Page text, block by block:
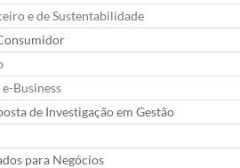
e de Sustentabilidade
Business
de Investigação em Gestão
para Negócios